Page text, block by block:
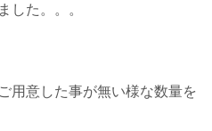
した。。。
用意した事が無い様な数量を